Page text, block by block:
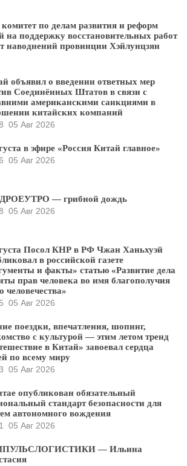
по делам развития и реформ
поддержку восстановительных работ
наводнений провинции Хэйлунцзян
объявил о введении ответных мер
Соединённых Штатов в связи с
американскими санкциями в
китайских компаний
05 Авг 2026
в эфире «Россия Китай главное»
05 Авг 2026
— грибной дождь
05 Авг 2026
Посол КНР в РФ Чжан Ханьхуэй
в российской газете
и факты» статью «Развитие дела
прав человека во имя благополучия
человечества»
05 Авг 2026
поездки, впечатления, шопинг,
с культурой — этим летом тренд
в Китай» завоевал сердца
по всему миру
05 Авг 2026
опубликован обязательный
стандарт безопасности для
автономного вождения
05 Авг 2026
— Ильина